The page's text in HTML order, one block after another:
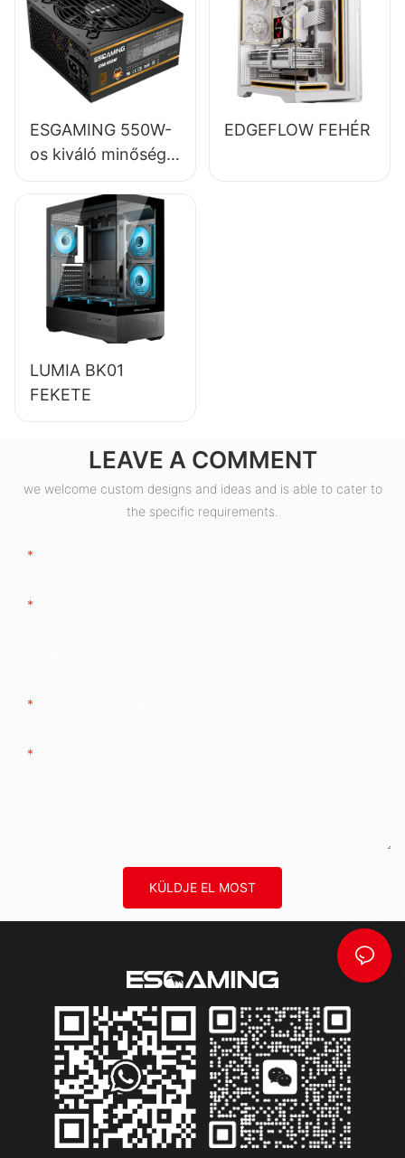
számítógép
tápegységek
ESB650W
ESGAMING 550W-
os kiváló minőségű,
85%-os hatásfokú,
80+ bronz színű
asztali számítógép
tápegység,
ESB550W
EDGEFLOW FEHÉR
LUMIA BK01
FEKETE
LEAVE A COMMENT
we welcome custom designs and ideas and is able to cater to
the specific requirements.
KÜLDJE EL MOST